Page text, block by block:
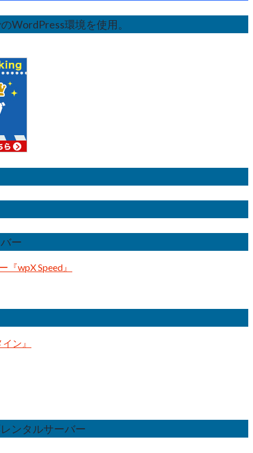
WordPress環境を使用。
ー
wpX Speed』
ン』
ンタルサーバー